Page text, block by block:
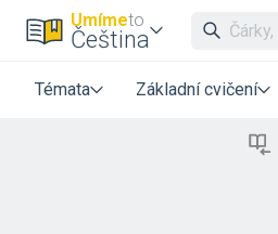
Umímeto
Čeština
Témata Základní cvičení